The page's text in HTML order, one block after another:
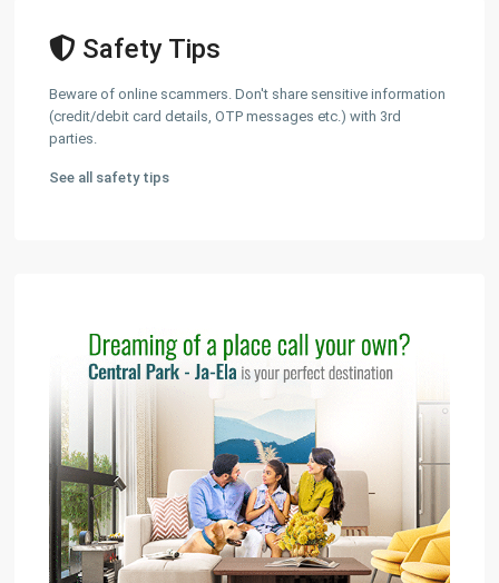
Safety Tips
Beware of online scammers. Don't share sensitive information
(credit/debit card details, OTP messages etc.) with 3rd
parties.
See all safety tips